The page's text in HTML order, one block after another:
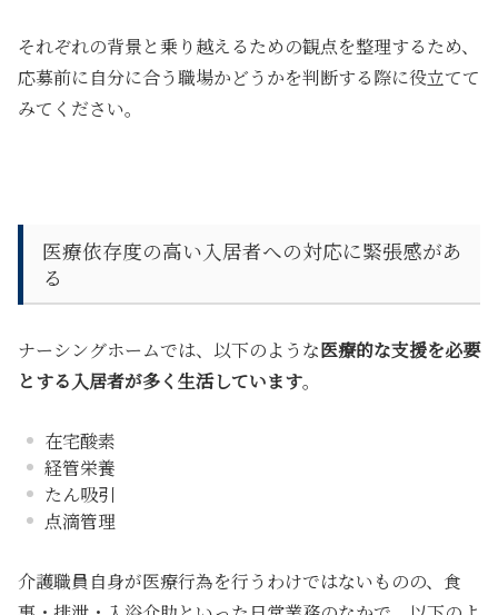
それぞれの背景と乗り越えるための観点を整理するため、
応募前に自分に合う職場かどうかを判断する際に役立てて
みてください。
医療依存度の高い入居者への対応に緊張感があ
る
ナーシングホームでは、以下のような医療的な支援を必要
とする入居者が多く生活しています。
在宅酸素
経管栄養
たん吸引
点滴管理
介護職員自身が医療行為を行うわけではないものの、食